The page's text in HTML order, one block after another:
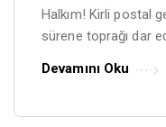
Halkım! Kirli postal
sürene toprağı dar
Devamını Oku